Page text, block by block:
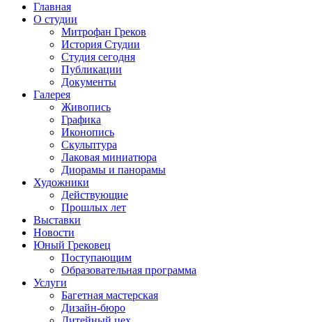
Главная
О студии
Митрофан Греков
История Студии
Студия сегодня
Публикации
Документы
Галерея
Живопись
Графика
Иконопись
Скульптура
Лаковая миниатюра
Диорамы и панорамы
Художники
Действующие
Прошлых лет
Выставки
Новости
Юный Грековец
Поступающим
Образовательная программа
Услуги
Багетная мастерская
Дизайн-бюро